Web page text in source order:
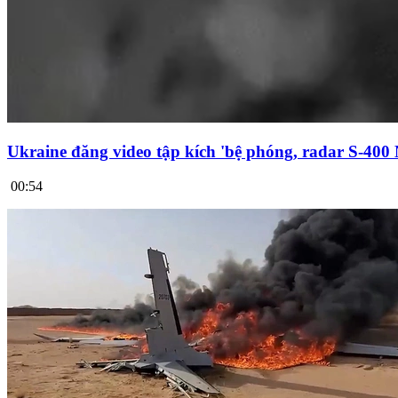
Ukraine đăng video tập kích 'bệ phóng, radar S-400
00:54